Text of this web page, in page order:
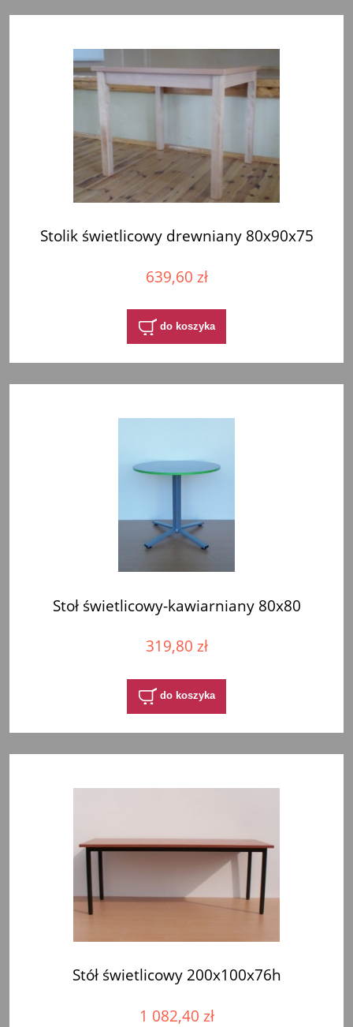
Stolik świetlicowy drewniany 80x90x75
639,60 zł
do koszyka
Stoł świetlicowy-kawiarniany 80x80
319,80 zł
do koszyka
Stół świetlicowy 200x100x76h
1 082,40 zł